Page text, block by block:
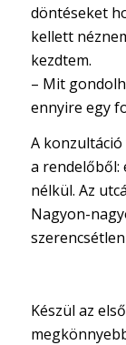
döntéseket
kellett
kezdtem.
– Mit
ennyire egy
A
a rendelőből:
nélkül. Az
Nagyon-
Készül az